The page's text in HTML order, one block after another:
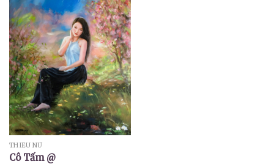
THIẾU NỮ
Cô Tấm @